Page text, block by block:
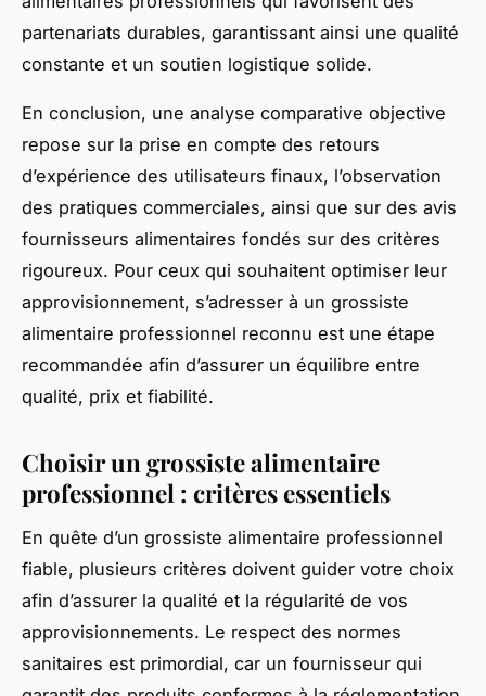
partenariats durables, garantissant ainsi une qualité
constante et un soutien logistique solide.
En conclusion, une analyse comparative objective
repose sur la prise en compte des retours
d’expérience des utilisateurs finaux, l’observation
des pratiques commerciales, ainsi que sur des avis
fournisseurs alimentaires fondés sur des critères
rigoureux. Pour ceux qui souhaitent optimiser leur
approvisionnement, s’adresser à un grossiste
alimentaire professionnel reconnu est une étape
recommandée afin d’assurer un équilibre entre
qualité, prix et fiabilité.
Choisir un grossiste alimentaire
professionnel : critères essentiels
En quête d’un grossiste alimentaire professionnel
fiable, plusieurs critères doivent guider votre choix
afin d’assurer la qualité et la régularité de vos
approvisionnements. Le respect des normes
sanitaires est primordial, car un fournisseur qui